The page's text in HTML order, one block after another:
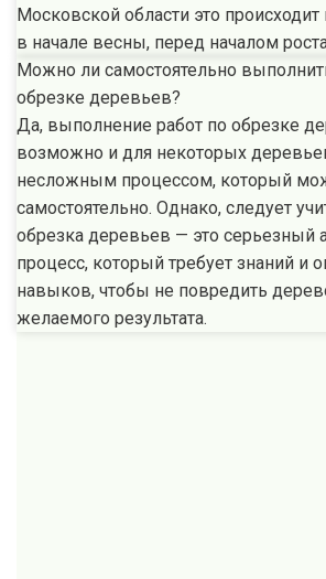
Московской области это
в начале весны, перед началом
Можно ли самостоятельно
обрезке деревьев?
Да, выполнение работ по обрезке
возможно и для некоторых
несложным процессом, который
самостоятельно. Однако, следует
обрезка деревьев — это серьезный
процесс, который требует знаний и
навыков, чтобы не повредить
желаемого результата.